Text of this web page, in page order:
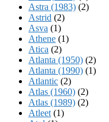
Astra (1983) (2)
Astrid (2)
Asva (1)
Athene (1)
Atica (2)
Atlanta (1950) (2)
Atlanta (1990) (1)
Atlantic (2)
Atlas (1960) (2)
Atlas (1989) (2)
Atleet (1)